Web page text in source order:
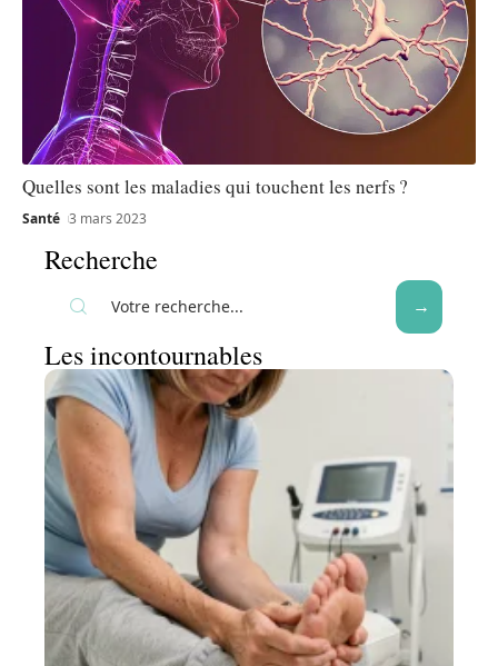
Quelles sont les maladies qui touchent les nerfs ?
Santé 3 mars 2023
Recherche
Les incontournables